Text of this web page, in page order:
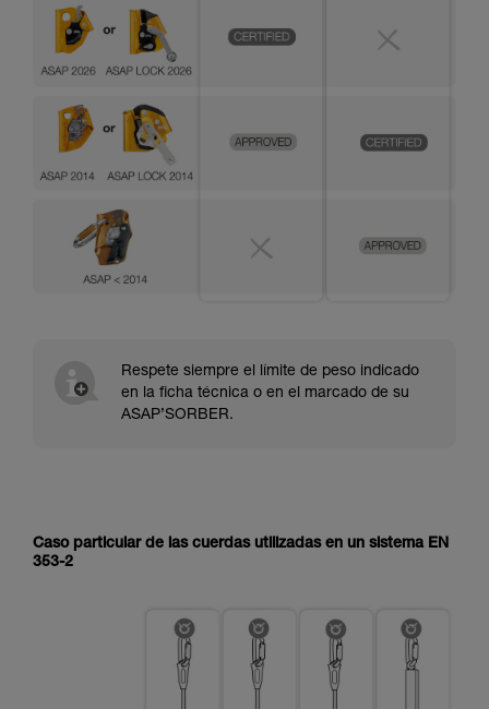
Respete siempre el límite de peso indicado
en la ficha técnica o en el marcado de su
ASAP’SORBER.
Caso particular de las cuerdas utilizadas en un sistema EN
353-2